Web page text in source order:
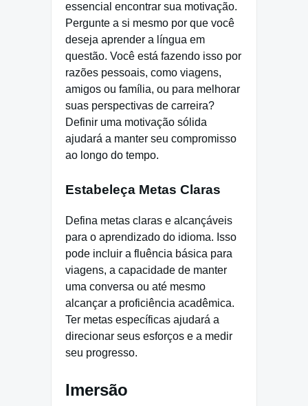
essencial encontrar sua motivação.
Pergunte a si mesmo por que você
deseja aprender a língua em
questão. Você está fazendo isso por
razões pessoais, como viagens,
amigos ou família, ou para melhorar
suas perspectivas de carreira?
Definir uma motivação sólida
ajudará a manter seu compromisso
ao longo do tempo.
Estabeleça Metas Claras
Defina metas claras e alcançáveis
para o aprendizado do idioma. Isso
pode incluir a fluência básica para
viagens, a capacidade de manter
uma conversa ou até mesmo
alcançar a proficiência acadêmica.
Ter metas específicas ajudará a
direcionar seus esforços e a medir
seu progresso.
Imersão